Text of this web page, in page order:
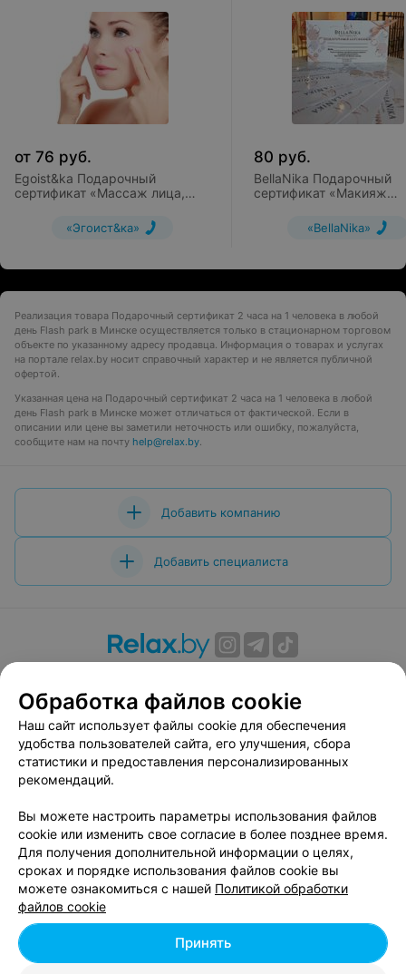
от 76 руб.
Egoist&ka Подарочный
сертификат «Массаж лица,
«Эгоист&ка»
80 руб.
BellaNika Подарочный
сертификат «Макияж
«BellaNika»
Реализация товара Пoдарочный сертификат 2 часа на 1 человека в любой
день Flash park в Минске осуществляется только в стационарном торговом
объекте по указанному адресу продавца. Информация о товарах и услугах
на портале relax.by носит справочный характер и не является публичной
офертой.
Указанная цена на Пoдарочный сертификат 2 часа на 1 человека в любой
день Flash park в Минске может отличаться от фактической. Если в
описании или цене вы заметили неточность или ошибку, пожалуйста,
сообщите нам на почту help@relax.by.
Добавить компанию
Добавить специалиста
Вакансии
Публичный договор
Способы оплаты
Публичный договор по использованию сервиса
«Афиша»
Пользовательское соглашение
Связаться по вопросам сотрудничества
Написать руководителю relax.by
Персональные настройки cookie
Обработка персональных данных
© 2026 ООО «Артокс Лаб», УНП 191700409, регистрирующий орган -
Обработка файлов cookie
Наш сайт использует файлы cookie для обеспечения
удобства пользователей сайта, его улучшения, сбора
статистики и предоставления персонализированных
рекомендаций.
Вы можете настроить параметры использования файлов
cookie или изменить свое согласие в более позднее время.
Для получения дополнительной информации о целях,
сроках и порядке использования файлов cookie вы
можете ознакомиться с нашей Политикой обработки
файлов cookie
Принять